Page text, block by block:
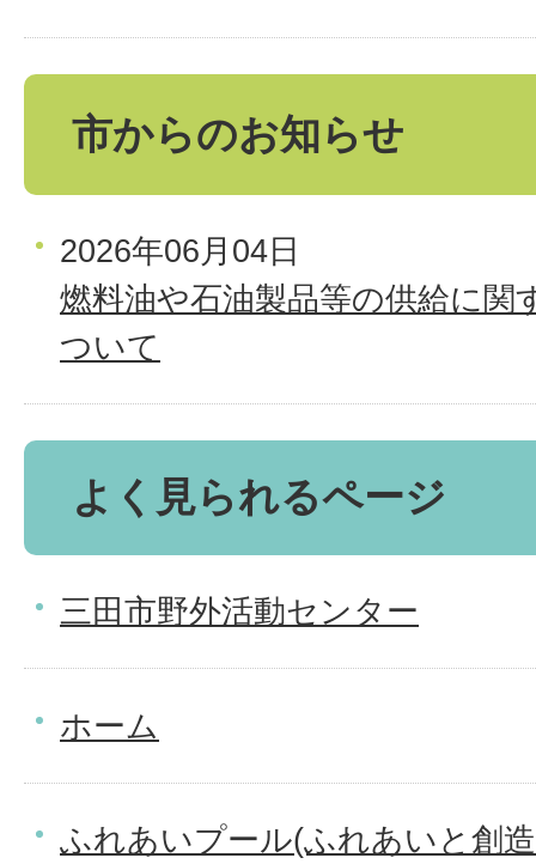
市からのお知らせ
2026年06月04日
燃料油や石油製品等の供給に関
ついて
よく見られるページ
三田市野外活動センター
ホーム
ふれあいプール(ふれあいと創